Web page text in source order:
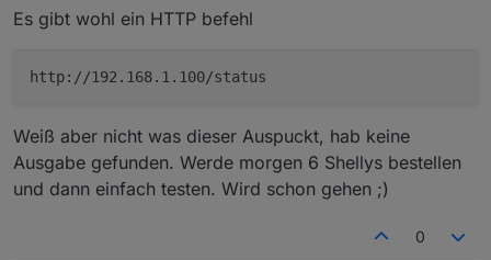
Es gibt wohl ein HTTP befehl
http://192.168.1.100/status
Weiß aber nicht was dieser Auspuckt, hab keine
Ausgabe gefunden. Werde morgen 6 Shellys bestellen
und dann einfach testen. Wird schon gehen ;)
0